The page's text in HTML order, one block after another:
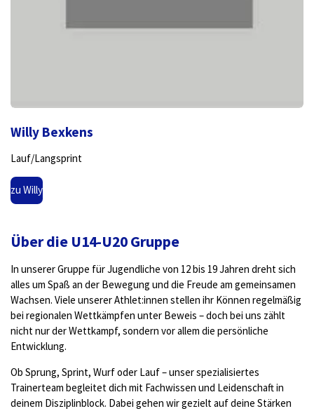
Willy Bexkens
Lauf/Langsprint
zu Willy
Über die U14-U20 Gruppe
In unserer Gruppe für Jugendliche von 12 bis 19 Jahren dreht sich
alles um Spaß an der Bewegung und die Freude am gemeinsamen
Wachsen. Viele unserer Athlet:innen stellen ihr Können regelmäßig
bei regionalen Wettkämpfen unter Beweis – doch bei uns zählt
nicht nur der Wettkampf, sondern vor allem die persönliche
Entwicklung.
Ob Sprung, Sprint, Wurf oder Lauf – unser spezialisiertes
Trainerteam begleitet dich mit Fachwissen und Leidenschaft in
deinem Disziplinblock. Dabei gehen wir gezielt auf deine Stärken